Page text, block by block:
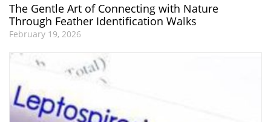
The Gentle Art of Connecting with Nature
Through Feather Identification Walks
February 19, 2026